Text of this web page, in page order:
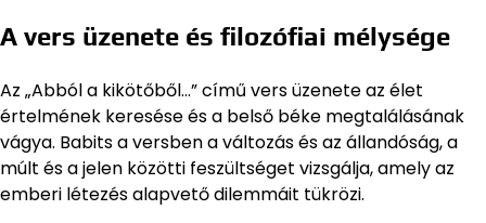
A vers üzenete és filozófiai mélysége
Az „Abból a kikötőből…” című vers üzenete az élet
értelmének keresése és a belső béke megtalálásának
vágya. Babits a versben a változás és az állandóság, a
múlt és a jelen közötti feszültséget vizsgálja, amely az
emberi létezés alapvető dilemmáit tükrözi.